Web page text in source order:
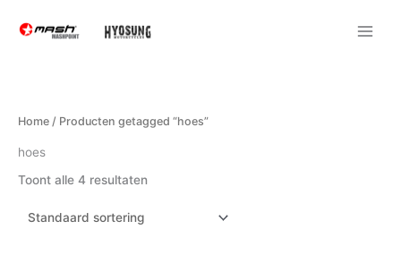
naar
Home / Producten getagged “hoes”
hoes
Toont alle 4 resultaten